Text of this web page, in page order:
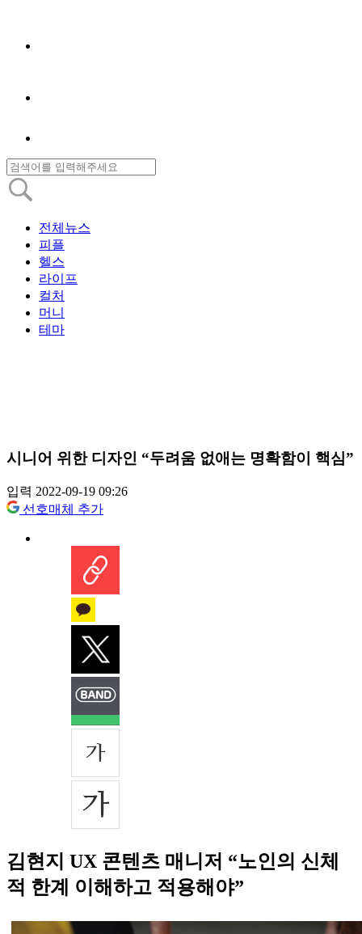
전체뉴스
피플
헬스
라이프
컬처
머니
테마
시니어 위한 디자인 “두려움 없애는 명확함이 핵심”
입력 2022-09-19 09:26
선호매체 추가
김현지 UX 콘텐츠 매니저 “노인의 신체
적 한계 이해하고 적용해야”